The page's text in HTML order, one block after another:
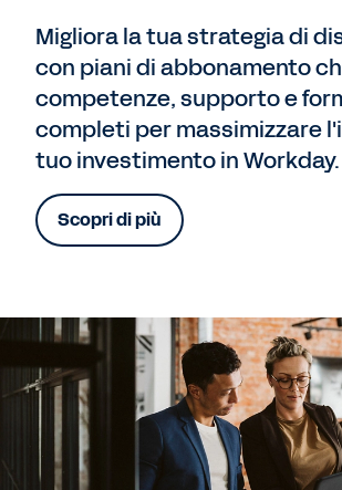
Migliora la tua strategia di
con piani di abbonamento
competenze, supporto e
completi per massimizzare
tuo investimento in Workday.
Scopri di più